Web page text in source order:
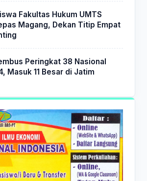
Fakultas Hukum UMTS
Magang, Dekan Titip Empat
Peringkat 38 Nasional
Masuk 11 Besar di Jatim